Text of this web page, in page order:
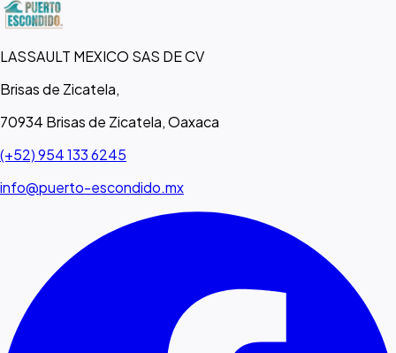
LASSAULT MEXICO SAS DE CV
Brisas de Zicatela,
70934 Brisas de Zicatela, Oaxaca
(+52) 954 133 6245
info@puerto-escondido.mx